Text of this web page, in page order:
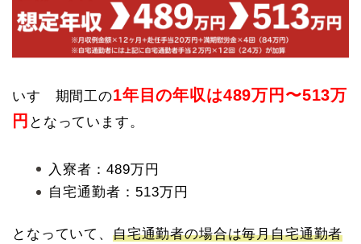
いすゞ期間工の1年目の年収は489万円〜513万
円 となっています。
入寮者：489万円
自宅通勤者：513万円
となっていて、 自宅通勤者の場合は毎月自宅通勤者